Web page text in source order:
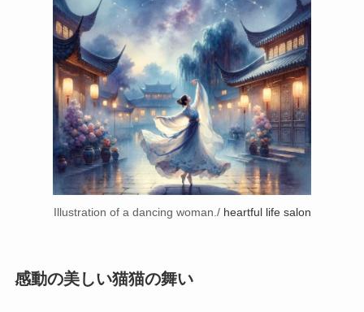
Illustration of a dancing woman./heartful life salon
感動の美しい猫猫の舞い